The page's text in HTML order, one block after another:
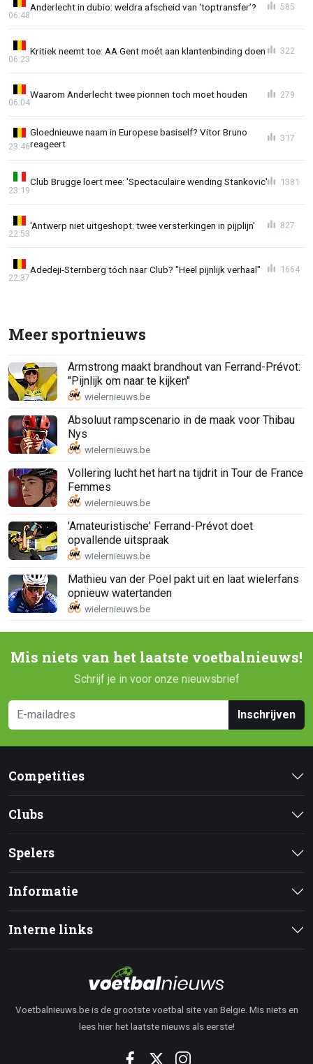
Anderlecht in dubio: weldra afscheid van ‘toptransfer’?
06:48
585
Kritiek neemt toe: AA Gent moét aan klantenbinding doen
06:23
322
Waarom Anderlecht twee pionnen toch moet houden
06:04
279
Gloednieuwe naam in Europese basiself? Vitor Bruno
reageert
23:46
317
Club Brugge loert mee: 'Spectaculaire wending Stankovic'
23:19
1381
'Antwerp niet uitgeshopt: twee versterkingen in pijplijn'
22:53
827
Adedeji-Sternberg tóch naar Club? "Heel pijnlijk verhaal"
22:37
1664
Meer sportnieuws
Armstrong maakt brandhout van Ferrand-Prévot:
"Pijnlijk om naar te kijken"
Absoluut rampscenario in de maak voor Thibau
Nys
Vollering lucht het hart na tijdrit in Tour de France
Femmes
'Amateuristische' Ferrand-Prévot doet
opvallende uitspraak
Mathieu van der Poel pakt uit en laat wielerfans
opnieuw watertanden
Mis niets van het laatste voetbalnieuws!
Schrijf je in voor onze nieuwsbrief
Inschrijven
Competities
Clubs
Spelers
Informatie
Interne links
Voetbalnieuws.be is de grootste voetbal site van Belgie. Mis niets en
lees hier het laatste nieuws als eerste!